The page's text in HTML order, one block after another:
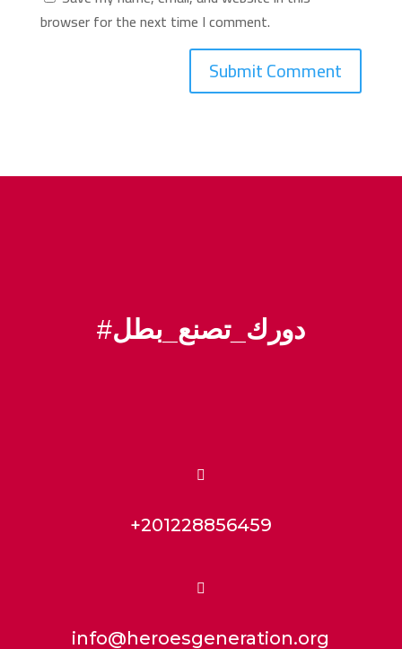
browser for the next time I comment.
#دورك_تصنع_بطل

+201228856459

info@heroesgeneration.org